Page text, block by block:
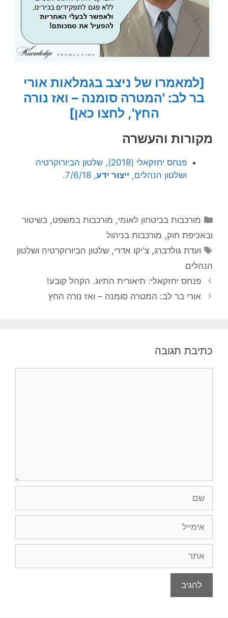
[למאמרו של ניצב בגמלאות אורי
בר לב: 'המטרה סומנה – ואז נורה
החץ', לחצו כאן]
מקורות והעשרה
פנחס יחזקאלי (2018), שלטון הביורוקרטיה
ושלטון הנהלים, ייצור ידע, 7/6/18.
קטגוריות
מורכבות בביטחון לאומי, מורכבות במשפט, בשיטור
ובאכיפת חוק, מורכבות בניהול
תגיות
ועדת גולדברג,צ'יקו אדרי,שלטון הביורוקרטיה ושלטון
הנהלים
פנחס יחזקאלי: תיאורית התיוג. הקהל קובע!
אורי בר לב: המטרה סומנה – ואז נורה החץ
כתיבת תגובה